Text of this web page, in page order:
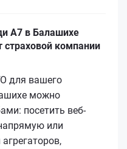
А7 в Балашихе
страховой компании
для вашего
можно
посетить веб-
или